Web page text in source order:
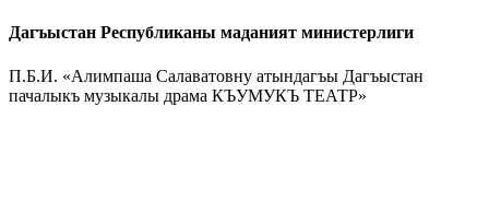
Дагъыстан Республиканы маданият министерлиги
П.Б.И. «Алимпаша Салаватовну атындагъы Дагъыстан
пачалыкъ музыкалы драма КЪУМУКЪ ТЕАТР»